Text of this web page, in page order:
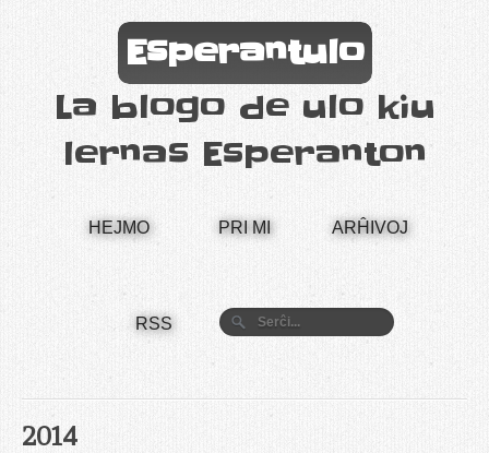
Esperantulo
La blogo de ulo kiu
lernas Esperanton
HEJMO PRI MI ARĤIVOJ
RSS
2014